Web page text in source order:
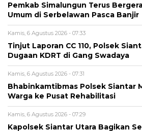
Pemkab Simalungun Terus
Umum di Serbelawan Pasca Banjir
Kamis, 6 Agustus 2026 - 07:33
Tinjut Laporan CC 110, Polsek
Dugaan KDRT di Gang Swadaya
Kamis, 6 Agustus 2026 - 07:31
Bhabinkamtibmas Polsek Siantar
Warga ke Pusat Rehabilitasi
Kamis, 6 Agustus 2026 - 07:29
Kapolsek Siantar Utara Bagikan